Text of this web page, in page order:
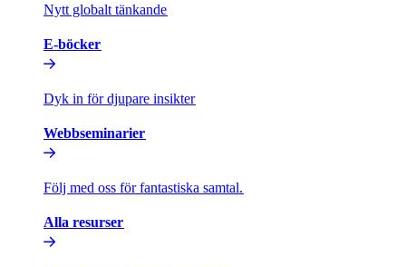
Nytt globalt tänkande​​
E-böcker​​
Dyk in för djupare insikter​​
Webbseminarier​​
Följ med oss för fantastiska samtal.​​
Alla resurser​​